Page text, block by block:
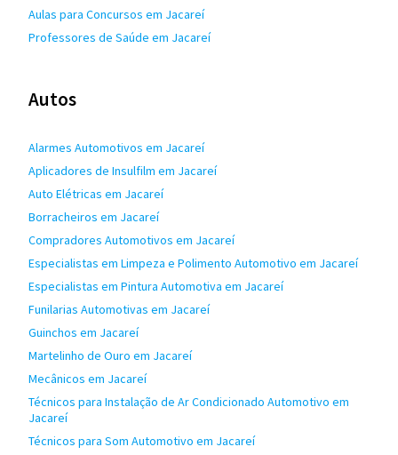
Aulas para Concursos em Jacareí
Professores de Saúde em Jacareí
Autos
Alarmes Automotivos em Jacareí
Aplicadores de Insulfilm em Jacareí
Auto Elétricas em Jacareí
Borracheiros em Jacareí
Compradores Automotivos em Jacareí
Especialistas em Limpeza e Polimento Automotivo em Jacareí
Especialistas em Pintura Automotiva em Jacareí
Funilarias Automotivas em Jacareí
Guinchos em Jacareí
Martelinho de Ouro em Jacareí
Mecânicos em Jacareí
Técnicos para Instalação de Ar Condicionado Automotivo em
Jacareí
Técnicos para Som Automotivo em Jacareí